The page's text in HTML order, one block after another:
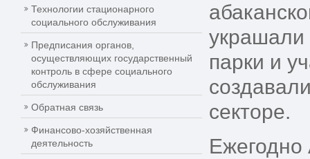
Технологии стационарного
социального обслуживания
Предписания органов,
осуществляющих государственный
контроль в сфере социального
обслуживания
Обратная связь
Финансово-хозяйственная
деятельность
украшали
парки и
секторе.
Ежегодно